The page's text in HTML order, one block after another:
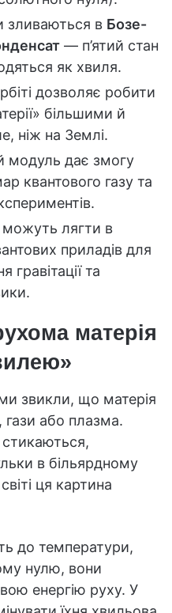
зливаються в Бозе-
— п’ятий стан
як хвиля.
дозволяє робити
більшими й
ніж на Землі.
модуль дає змогу
квантового газу та
можуть лягти в
приладів для
гравітації та
матерія
звикли, що матерія
гази або плазма.
в більярдному
ця картина
до температури,
нулю, вони
енергію руху. У